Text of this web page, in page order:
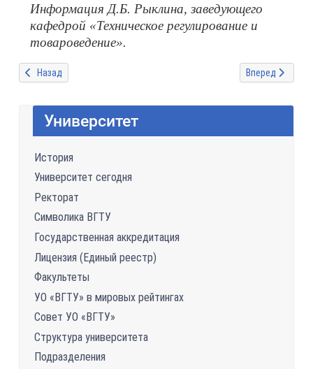
Информация Д.Б. Рыклина, заведующего
кафедрой «Техническое регулирование и
товароведение».
Предыдущий: Заседание Совета университета
Назад Следующий:
Вперед
Университет
История
Университет сегодня
Ректорат
Символика ВГТУ
Государственная аккредитация
Лицензия (Единый реестр)
Факультеты
УО «ВГТУ» в мировых рейтингах
Совет УО «ВГТУ»
Структура университета
Подразделения